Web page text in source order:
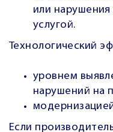
или
услугой.
Технологический
уровнем
нарушений на
Если